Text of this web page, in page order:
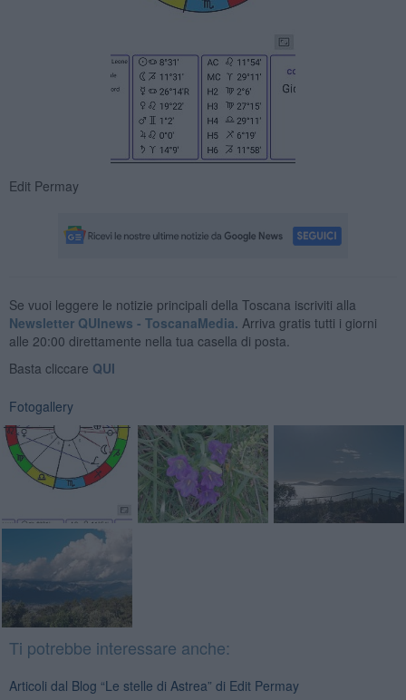
Edit Permay
Se vuoi leggere le notizie principali della Toscana iscriviti alla
Newsletter QUInews - ToscanaMedia. Arriva gratis tutti i giorni
alle 20:00 direttamente nella tua casella di posta.
Basta cliccare QUI
Fotogallery
Ti potrebbe interessare anche:
Articoli dal Blog “Le stelle di Astrea” di Edit Permay